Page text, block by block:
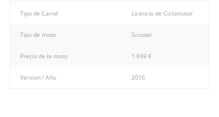
Tipo de Carné Licencia de Ciclomotor
Tipo de moto Scooter
Precio de la moto 1.699 €
Version / Año 2016